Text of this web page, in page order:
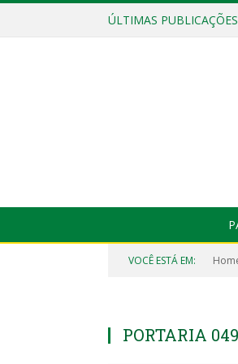
ÚLTIMAS
VOCÊ ESTÁ EM:
PORTARIA 049